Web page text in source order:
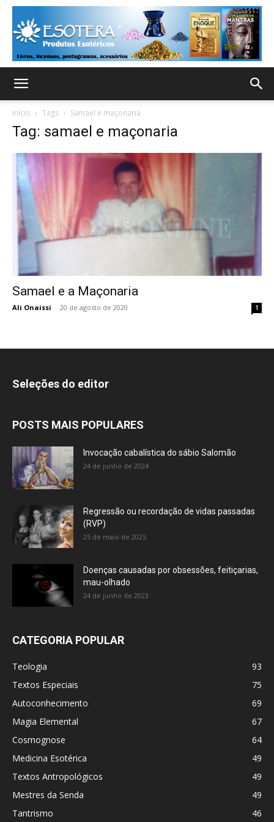
Início Tags Samael e maçonaria
Tag: samael e maçonaria
Samael e a Maçonaria
Ali Onaissi - 20 de agosto de 2020 1
Seleções do editor
POSTS MAIS POPULARES
Invocação cabalística do sábio Salomão
24 de junho de 2024
Regressão ou recordação de vidas passadas
(RVP)
25 de maio de 2025
Doenças causadas por obsessões, feitiçarias,
mau-olhado
24 de junho de 2023
CATEGORIA POPULAR
Teologia
93
Textos Especiais
75
Autoconhecimento
69
Magia Elemental
67
Cosmognose
64
Medicina Esotérica
49
Textos Antropológicos
49
Mestres da Senda
49
Tantrismo
46